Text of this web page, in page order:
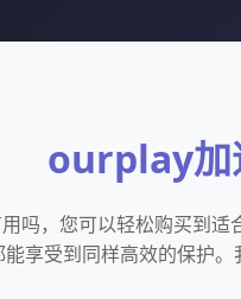
ourplay加
吗，您可以轻松购买到
享受到同样高效的保护